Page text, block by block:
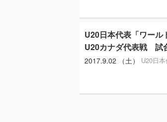
U20日本代表「ワー
U20カナダ代表戦 試
2017.9.02 （土） U20日